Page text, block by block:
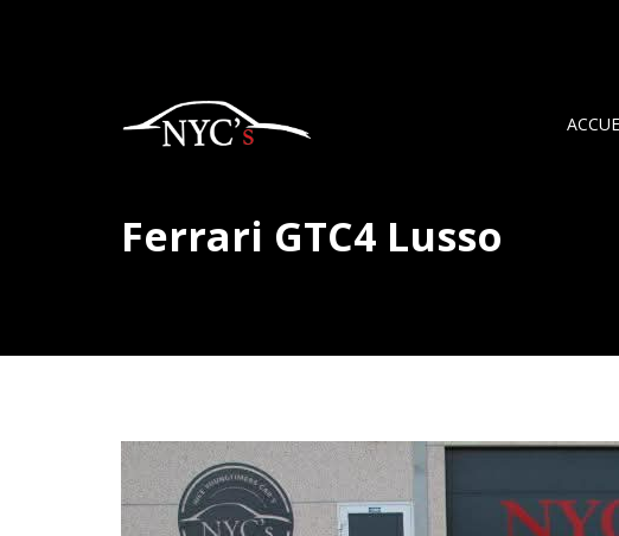
Ferrari GTC4 Lusso